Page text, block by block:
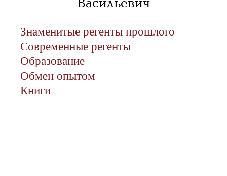
Васильевич
Знаменитые регенты прошлого
Современные регенты
Образование
Обмен опытом
Книги